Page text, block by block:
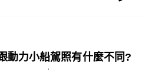
動力小船駕照有什麼不同?